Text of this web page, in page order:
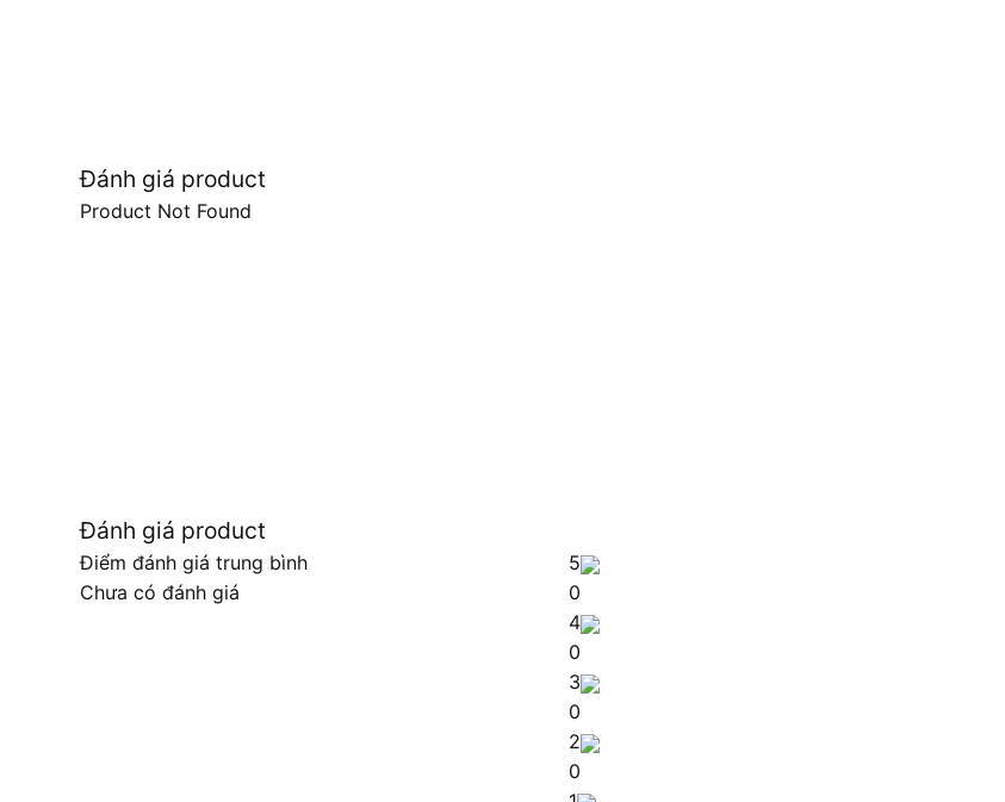
Đánh giá product
Product Not Found
Đánh giá product
Điểm đánh giá trung bình
Chưa có đánh giá
5
0
4
0
3
0
2
0